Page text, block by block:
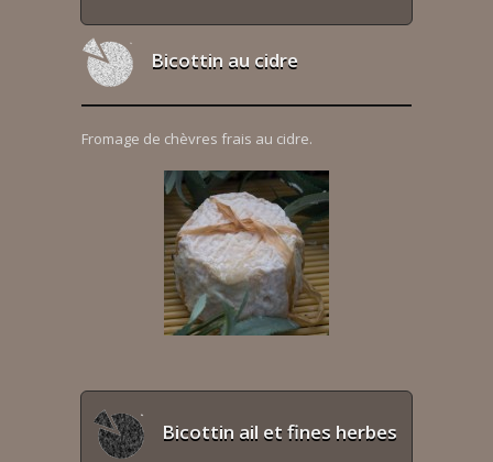
Bicottin au cidre
Fromage de chèvres frais au cidre.
Bicottin ail et fines herbes